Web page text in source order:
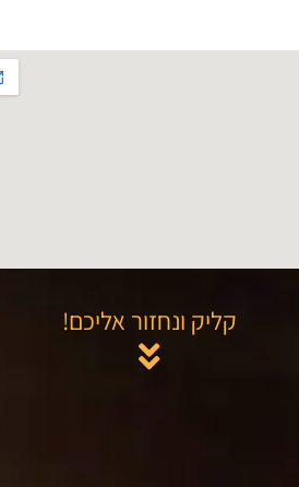
קליק ונחזור אליכם!